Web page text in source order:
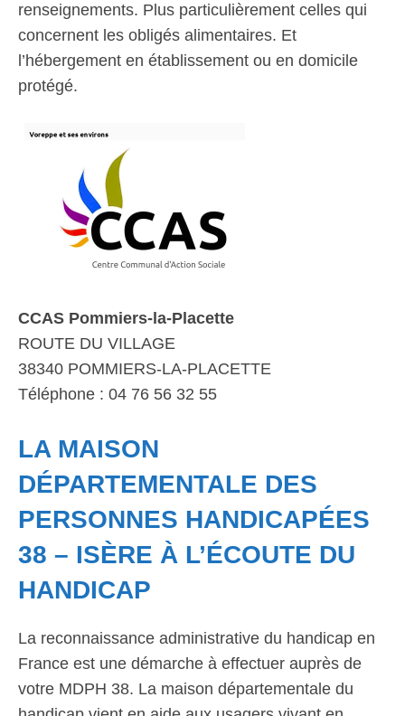
renseignements. Plus particulièrement celles qui
concernent les obligés alimentaires. Et
l’hébergement en établissement ou en domicile
protégé.
CCAS Pommiers-la-Placette
ROUTE DU VILLAGE
38340 POMMIERS-LA-PLACETTE
Téléphone : 04 76 56 32 55
LA MAISON
DÉPARTEMENTALE DES
PERSONNES HANDICAPÉES
38 – ISÈRE À L’ÉCOUTE DU
HANDICAP
La reconnaissance administrative du handicap en
France est une démarche à effectuer auprès de
votre MDPH 38. La maison départementale du